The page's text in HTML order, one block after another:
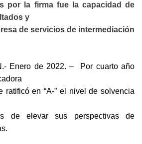
por la firma fue la capacidad de
y
de servicios de intermediación
Enero de 2022. –
Por cuarto año
ratificó en “A-” el nivel de solvencia
de elevar sus perspectivas de